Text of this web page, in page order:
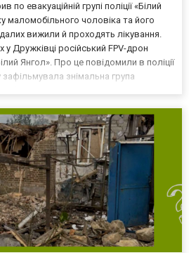
по евакуаційній групі поліції «Білий
маломобільного чоловіка та його
вижили й проходять лікування.
у Дружківці російський FPV-дрон
Янгол». Про це повідомили в поліції
знімальна група